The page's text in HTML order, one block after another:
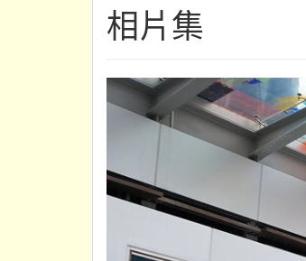
相片集